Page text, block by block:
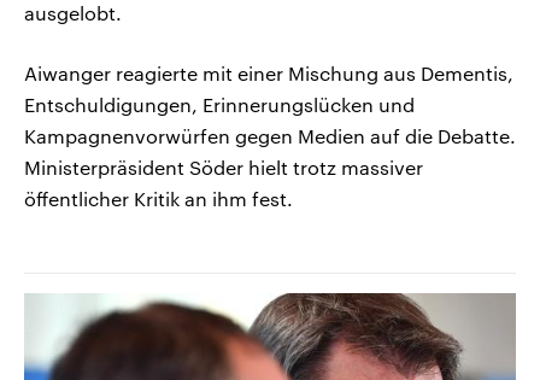
ausgelobt.
Aiwanger reagierte mit einer Mischung aus Dementis,
Entschuldigungen, Erinnerungslücken und
Kampagnenvorwürfen gegen Medien auf die Debatte.
Ministerpräsident Söder hielt trotz massiver
öffentlicher Kritik an ihm fest.